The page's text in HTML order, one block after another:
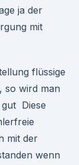
ja der
mit
flüssige
so wird man
Diese
mit der
wenn